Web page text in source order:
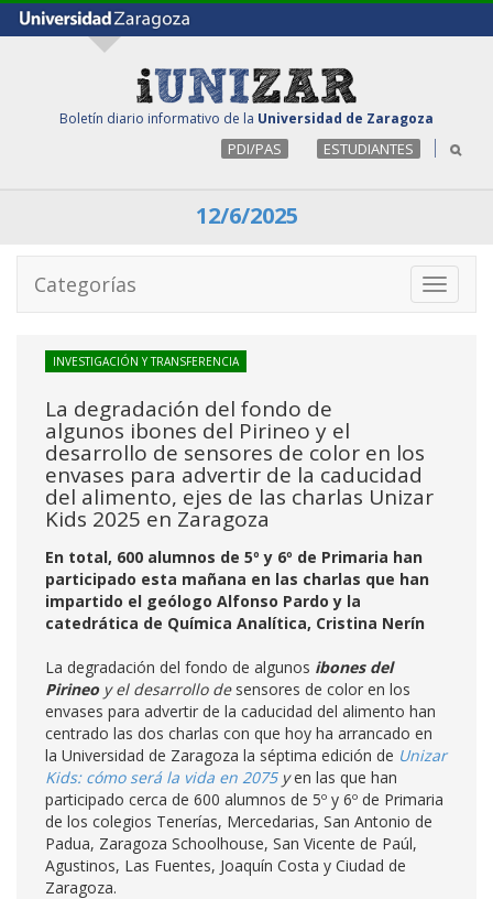
Boletín diario informativo de la Universidad de Zaragoza
PDI/PAS ESTUDIANTES
12/6/2025
Toggle
Categorías
INVESTIGACIÓN Y TRANSFERENCIA
La degradación del fondo de
algunos ibones del Pirineo y el
desarrollo de sensores de color en los
envases para advertir de la caducidad
del alimento, ejes de las charlas Unizar
Kids 2025 en Zaragoza
En total, 600 alumnos de 5º y 6º de Primaria han
participado esta mañana en las charlas que han
impartido el geólogo Alfonso Pardo y la
catedrática de Química Analítica, Cristina Nerín
La degradación del fondo de algunos ibones del
Pirineo y el desarrollo de sensores de color en los
envases para advertir de la caducidad del alimento han
centrado las dos charlas con que hoy ha arrancado en
la Universidad de Zaragoza la séptima edición de Unizar
Kids: cómo será la vida en 2075yen las que han
participado cerca de 600 alumnos de 5º y 6º de Primaria
de los colegios Tenerías, Mercedarias, San Antonio de
Padua, Zaragoza Schoolhouse, San Vicente de Paúl,
Agustinos, Las Fuentes, Joaquín Costa y Ciudad de
Zaragoza.